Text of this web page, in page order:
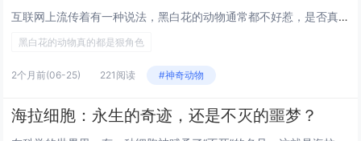
互联网上流传着有一种说法，黑白花的动物通常都不好惹，是否真的如此？黑+白真的很百搭。在自然界，想让人看见的动物可以搞黑白...
黑白花的动物真的都是狠角色
2个月前(06-25) 221阅读 #神奇动物
海拉细胞：永生的奇迹，还是不灭的噩梦？